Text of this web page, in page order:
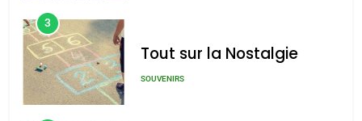
3
Tout sur la Nostalgie
SOUVENIRS